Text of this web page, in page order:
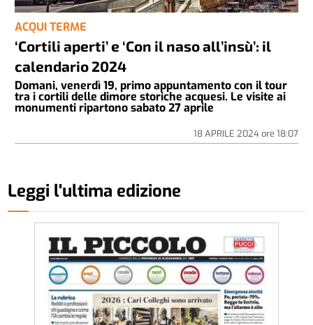
ACQUI TERME
‘Cortili aperti’ e ‘Con il naso all’insù’: il
calendario 2024
Domani, venerdì 19, primo appuntamento con il tour
tra i cortili delle dimore storiche acquesi. Le visite ai
monumenti ripartono sabato 27 aprile
18 APRILE 2024ore 18:07
Leggi l'ultima edizione